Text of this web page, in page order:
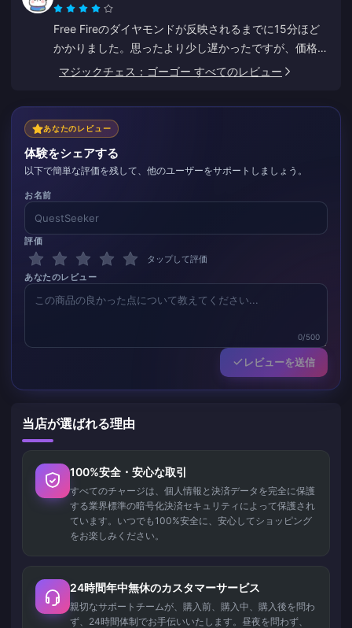
Free Fireのダイヤモンドが反映されるまでに15分ほど
かかりました。思ったより少し遅かったですが、価格が
安かったので満足しています。
マジックチェス：ゴーゴー すべてのレビュー
あなたのレビュー
体験をシェアする
以下で簡単な評価を残して、他のユーザーをサポートしましょう。
お名前
評価
タップして評価
あなたのレビュー
0/500
レビューを送信
当店が選ばれる理由
100%安全・安心な取引
すべてのチャージは、個人情報と決済データを完全に保護
する業界標準の暗号化決済セキュリティによって保護され
ています。いつでも100%安全に、安心してショッピング
をお楽しみください。
24時間年中無休のカスタマーサービス
親切なサポートチームが、購入前、購入中、購入後を問わ
ず、24時間体制でお手伝いいたします。昼夜を問わず、